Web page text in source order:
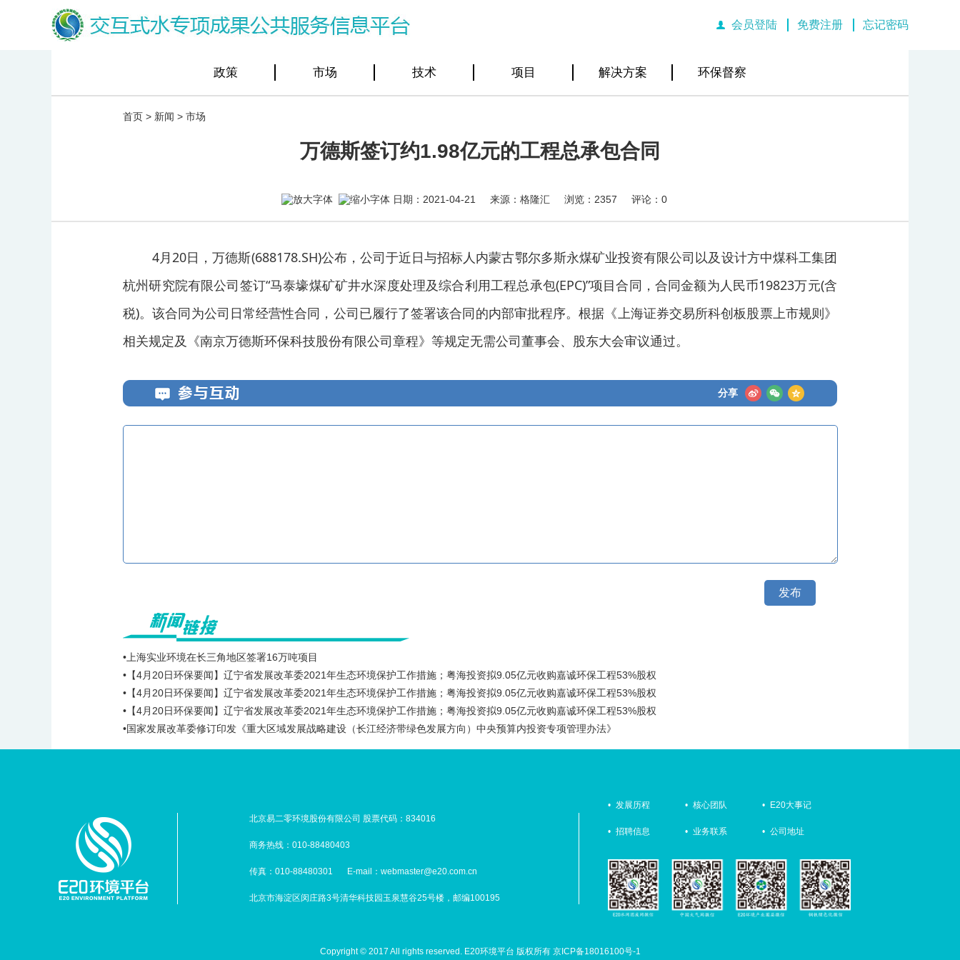
会员登陆 免费注册 忘记密码
政策 市场 技术 项目 解决方案 环保督察
首页 > 新闻 > 市场
万德斯签订约1.98亿元的工程总承包合同
日期：2021-04-21 来源：格隆汇 浏览： 2357 评论：0
4月20日，万德斯(688178.SH)公布，公司于近日与招标人内蒙古鄂尔多斯永煤矿业投资有限公司以及设计方中煤科工集团
杭州研究院有限公司签订“马泰壕煤矿矿井水深度处理及综合利用工程总承包(EPC)”项目合同，合同金额为人民币19823万元(含
税)。该合同为公司日常经营性合同，公司已履行了签署该合同的内部审批程序。根据《上海证券交易所科创板股票上市规则》
相关规定及《南京万德斯环保科技股份有限公司章程》等规定无需公司董事会、股东大会审议通过。
分享
发布
•上海实业环境在长三角地区签署16万吨项目
•【4月20日环保要闻】辽宁省发展改革委2021年生态环境保护工作措施；粤海投资拟9.05亿元收购嘉诚环保工程53%股权
•【4月20日环保要闻】辽宁省发展改革委2021年生态环境保护工作措施；粤海投资拟9.05亿元收购嘉诚环保工程53%股权
•【4月20日环保要闻】辽宁省发展改革委2021年生态环境保护工作措施；粤海投资拟9.05亿元收购嘉诚环保工程53%股权
•国家发展改革委修订印发《重大区域发展战略建设（长江经济带绿色发展方向）中央预算内投资专项管理办法》
北京易二零环境股份有限公司 股票代码：834016
商务热线：010-88480403
传真：010-88480301 E-mail：webmaster@e20.com.cn
北京市海淀区闵庄路3号清华科技园玉泉慧谷25号楼，邮编100195
• 发展历程 • 核心团队 • E20大事记
• 招聘信息 • 业务联系 • 公司地址
Copyright © 2017 All rights reserved. E20环境平台 版权所有 京ICP备18016100号-1